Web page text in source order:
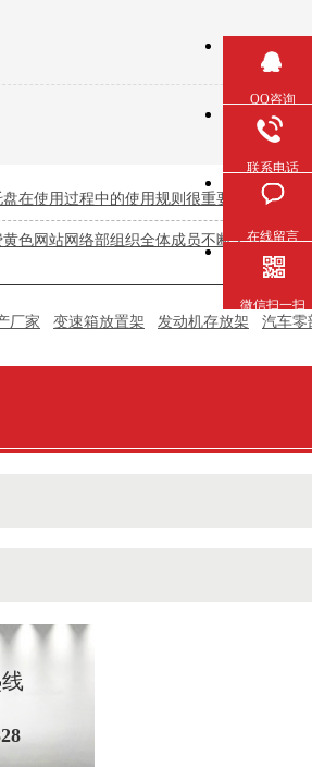
在使用过程中的使用规则很重要
黄色网站网络部组织全体成员不断学习
厂家 变速箱放置架 发动机存放架 汽车零
QQ咨询
联系电话
在线留言
微信扫一扫